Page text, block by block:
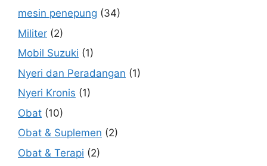
mesin penepung (34)
Militer (2)
Mobil Suzuki (1)
Nyeri dan Peradangan (1)
Nyeri Kronis (1)
Obat (10)
Obat & Suplemen (2)
Obat & Terapi (2)